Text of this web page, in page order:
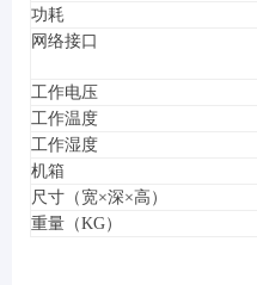
功耗
网络接口
工作电压
工作温度
工作湿度
机箱
尺寸（宽×深×高）
重量（KG）